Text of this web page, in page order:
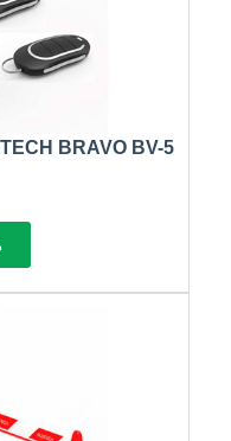
BRAVO BV-5